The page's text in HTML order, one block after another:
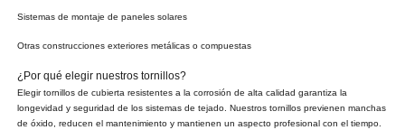
Sistemas de montaje de paneles solares
Otras construcciones exteriores metálicas o compuestas
¿Por qué elegir nuestros tornillos?
Elegir tornillos de cubierta resistentes a la corrosión de alta calidad garantiza la
longevidad y seguridad de los sistemas de tejado. Nuestros tornillos previenen manchas
de óxido, reducen el mantenimiento y mantienen un aspecto profesional con el tiempo.